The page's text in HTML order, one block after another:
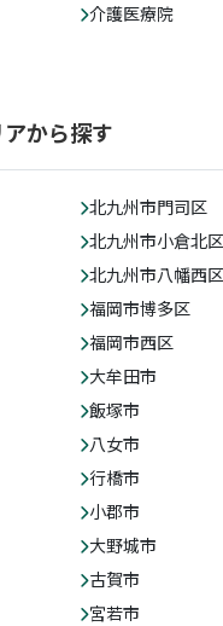
介護医療院
から探す
北九州市門司区
北九州市小倉北区
北九州市八幡西区
福岡市博多区
福岡市西区
大牟田市
飯塚市
八女市
行橋市
小郡市
大野城市
古賀市
宮若市